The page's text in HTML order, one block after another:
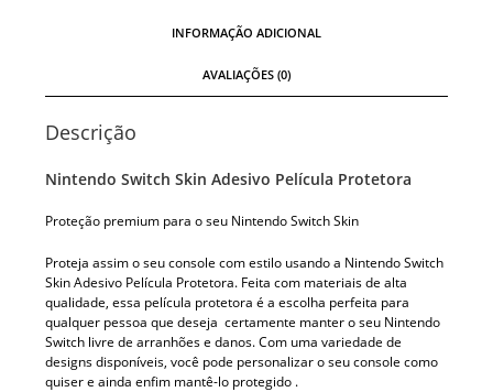
INFORMAÇÃO ADICIONAL
AVALIAÇÕES (0)
Descrição
Nintendo Switch Skin Adesivo Película Protetora
Proteção premium para o seu Nintendo Switch Skin
Proteja assim o seu console com estilo usando a Nintendo Switch
Skin Adesivo Película Protetora. Feita com materiais de alta
qualidade, essa película protetora é a escolha perfeita para
qualquer pessoa que deseja certamente manter o seu Nintendo
Switch livre de arranhões e danos. Com uma variedade de
designs disponíveis, você pode personalizar o seu console como
quiser e ainda enfim mantê-lo protegido .